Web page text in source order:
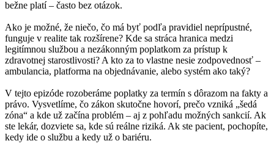
bežne platí – často bez otázok.
Ako je možné, že niečo, čo má byť podľa pravidiel neprípustné,
funguje v realite tak rozšírene? Kde sa stráca hranica medzi
legitímnou službou a nezákonným poplatkom za prístup k
zdravotnej starostlivosti? A kto za to vlastne nesie zodpovednosť –
ambulancia, platforma na objednávanie, alebo systém ako taký?
V tejto epizóde rozoberáme poplatky za termín s dôrazom na fakty a
právo. Vysvetlíme, čo zákon skutočne hovorí, prečo vzniká „šedá
zóna“ a kde už začína problém – aj z pohľadu možných sankcií. Ak
ste lekár, dozviete sa, kde sú reálne riziká. Ak ste pacient, pochopíte,
kedy ide o službu a kedy už o bariéru.